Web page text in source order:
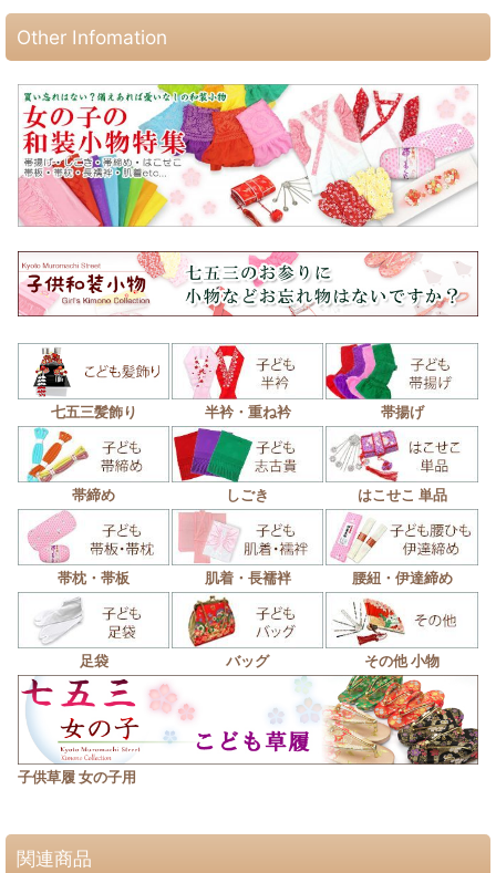
Other Infomation
七五三髪飾り 半衿・重ね衿 帯揚げ
帯締め しごき はこせこ 単品
帯枕・帯板 肌着・長襦袢 腰紐・伊達締め
足袋 バッグ その他 小物
子供草履 女の子用
関連商品